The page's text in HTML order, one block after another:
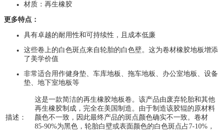
材质：再生橡胶
更多特点：
具有卓越的耐用性和可持续性，且成本低廉
这些卷上的白色斑点来自轮胎的白色壁。这为卷材橡胶地板增添
了美学价值
非常适合用作健身垫、车库地板、拖车地板、办公室地板、设备
垫、地下室地板等
描述：
这是一款简洁的再生橡胶地板卷。该产品由废弃轮胎和其他
再生橡胶制成，完全在美国制造。由于制造该胶辊的原材料
颜色不一致，因此最终产品的斑点颜色确实不一致。卷材
85-90%为黑色，轮胎白壁或表面颜色的白色斑点占7-10%，